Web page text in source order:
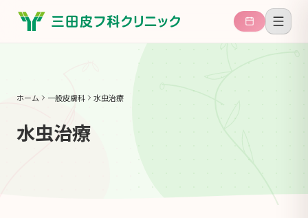
ホーム 一般皮膚科 水虫治療
水虫治療